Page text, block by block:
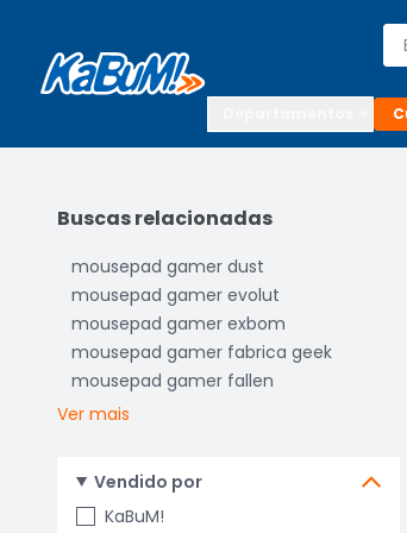
Buscas relacionadas
mousepad gamer dust
mousepad gamer evolut
mousepad gamer exbom
mousepad gamer fabrica geek
mousepad gamer fallen
Ver mais
Vendido por
KaBuM!